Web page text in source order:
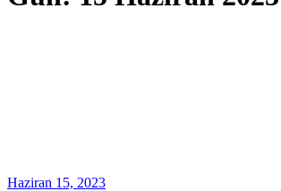
Haziran 15, 2023